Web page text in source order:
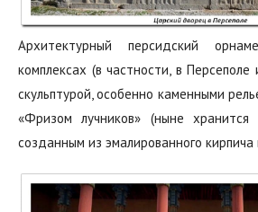
Архитектурный персидский
комплексах (в частности, в
скульптурой, особенно каменными
«Фризом лучников» (ныне
созданным из эмалированного кирпича